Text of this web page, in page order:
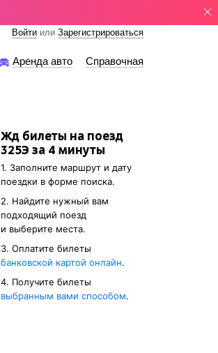
Войти или Зарегистрироваться
Аренда авто Справочная
Жд билеты на поезд
325Э за 4 минуты
1. Заполните маршрут и дату
поездки в форме поиска.
2. Найдите нужный вам
подходящий поезд
и выберите места.
3. Оплатите билеты
банковской картой онлайн.
4. Получите билеты
выбранным вами способом.